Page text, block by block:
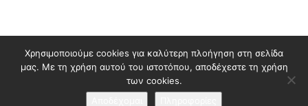
Διαφημιστείτε στο Polis Magazino
Όροι χρήσης & Πολιτική Προστασίας Προσωπικών Δεδομένων
Επικοινωνία
Χρησιμοποιούμε cookies για καλύτερη πλοήγηση στη σελίδα
μας. Με τη χρήση αυτού του ιστοτόπου, αποδέχεστε τη χρήση
των cookies.